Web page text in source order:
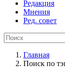
Редакция
Мнения
Ред. совет
Главная
Поиск по